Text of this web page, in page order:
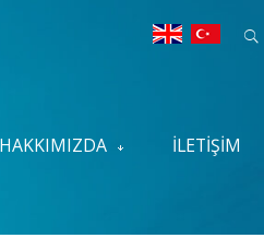
HAKKIMIZDA İLETIŞIM